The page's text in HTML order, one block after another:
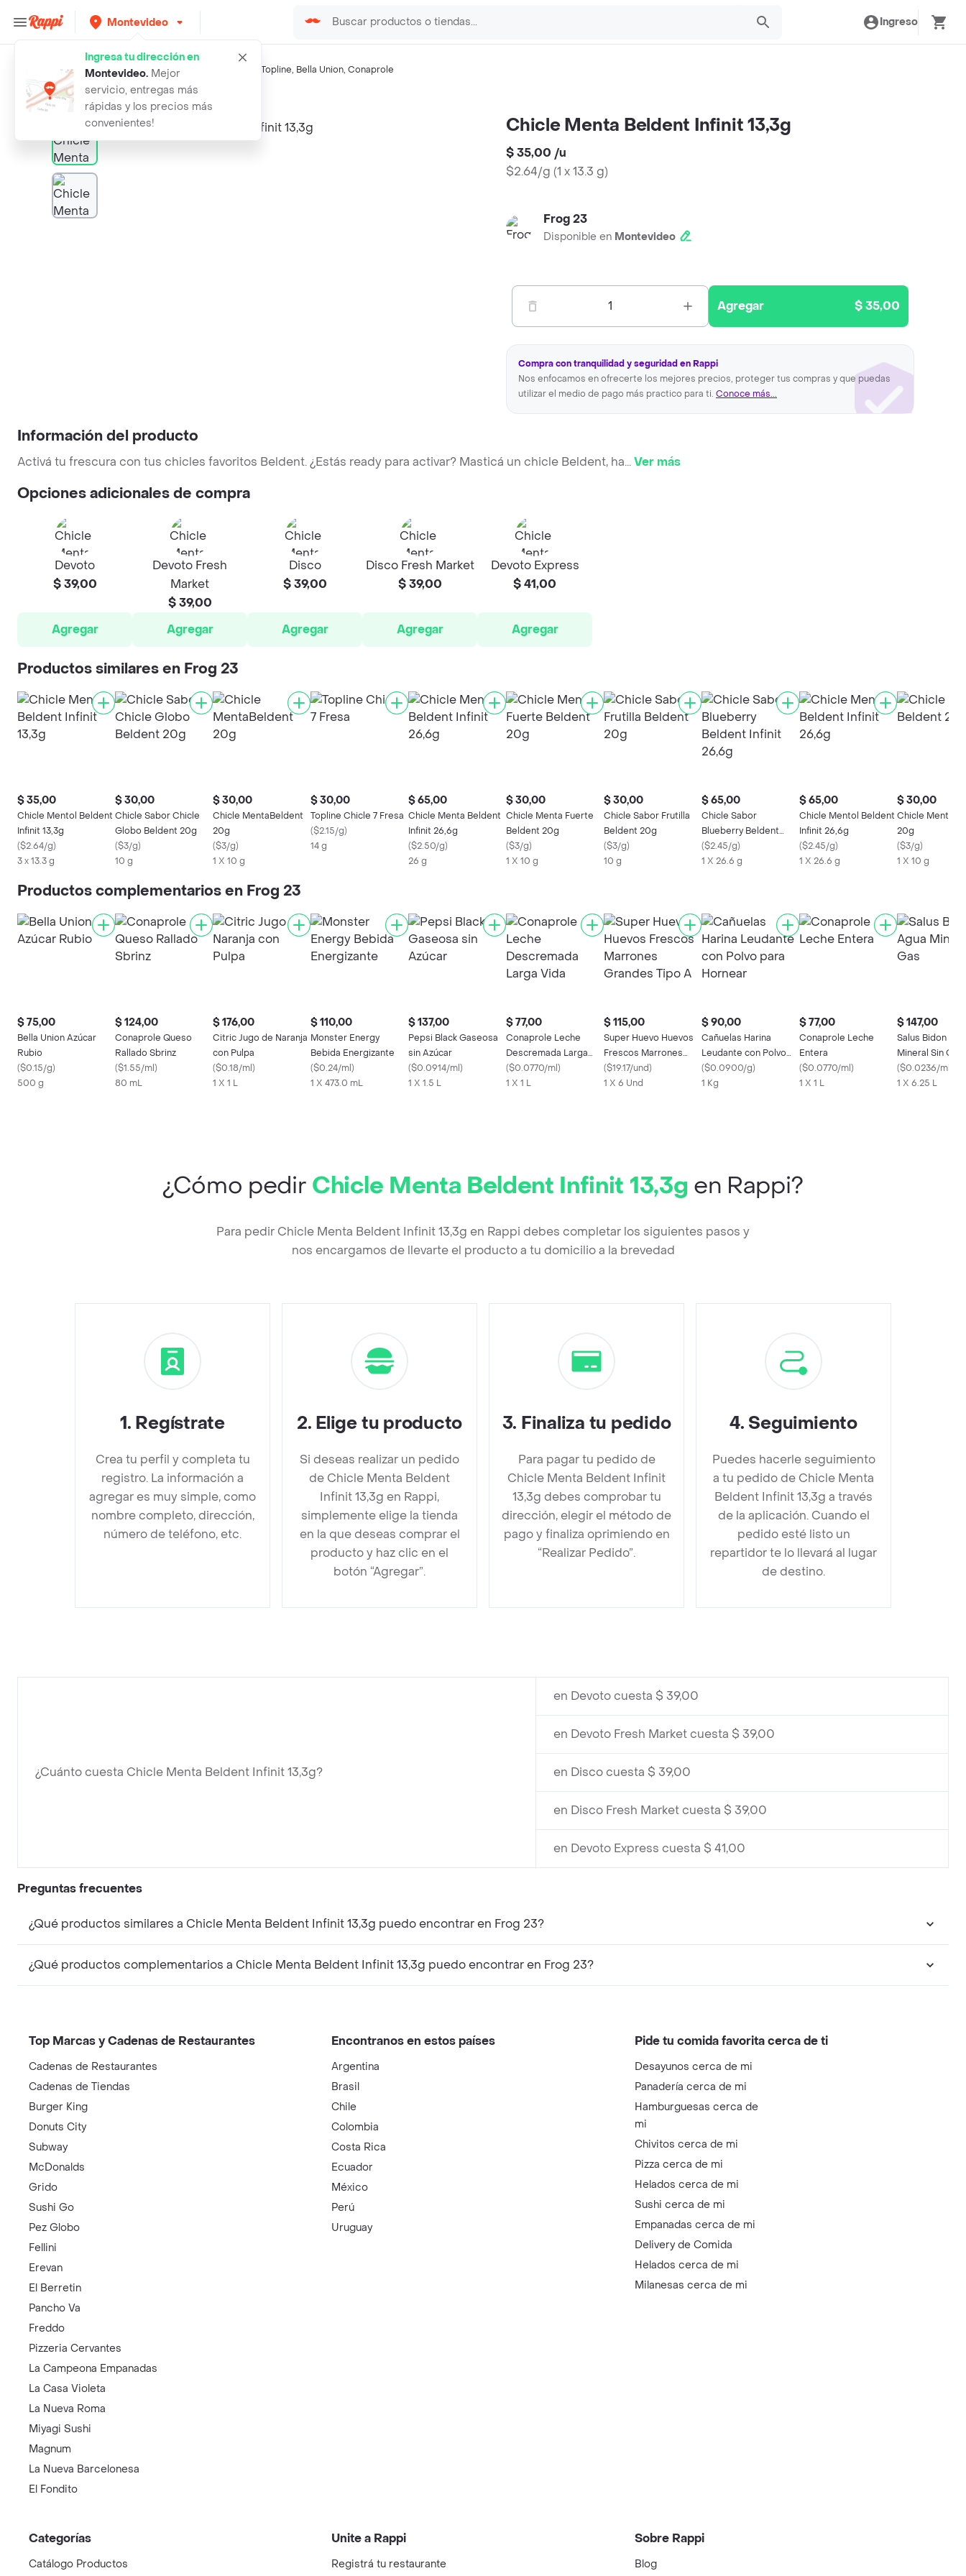
Montevideo
Ingresa tu dirección en
Montevideo. Mejor
servicio, entregas más
rápidas y los precios más
convenientes!
Ingreso
Búsquedas relacionadas:Gomitas y caramelos Topline, Bella Union, Conaprole
Rappi chicle menta beldent infinit 133g
Chicle Menta Beldent Infinit 13,3g
$ 35,00 /u
$2.64/g (1 x 13.3 g)
Frog 23
Disponible en Montevideo
1 Agregar $ 35,00
Compra con tranquilidad y seguridad en Rappi
Nos enfocamos en ofrecerte los mejores precios, proteger tus compras y que puedas
utilizar el medio de pago más practico para ti. Conoce más...
Información del producto
Activá tu frescura con tus chicles favoritos Beldent. ¿Estás ready para activar? Masticá un chicle Beldent, ha...Ver más
Opciones adicionales de compra
Devoto
$ 39,00
Agregar
Devoto Fresh
Market
$ 39,00
Agregar
Disco
$ 39,00
Agregar
Disco Fresh Market
$ 39,00
Agregar
Devoto Express
$ 41,00
Agregar
Productos similares en Frog 23
$ 35,00
Chicle Mentol Beldent
Infinit 13,3g
($2.64/g)
3 x 13.3 g
$ 30,00
Chicle Sabor Chicle
Globo Beldent 20g
($3/g)
10 g
$ 30,00
Chicle MentaBeldent
20g
($3/g)
1 X 10 g
$ 30,00
Topline Chicle 7 Fresa
($2.15/g)
14 g
$ 65,00
Chicle Menta Beldent
Infinit 26,6g
($2.50/g)
26 g
$ 30,00
Chicle Menta Fuerte
Beldent 20g
($3/g)
1 X 10 g
$ 30,00
Chicle Sabor Frutilla
Beldent 20g
($3/g)
10 g
$ 65,00
Chicle Sabor
Blueberry Beldent
Infinit 26,6g
($2.45/g)
1 X 26.6 g
$ 65,00
Chicle Mentol Beldent
Infinit 26,6g
($2.45/g)
1 X 26.6 g
$ 30,00
Chicle Mentol
20g
($3/g)
1 X 10 g
Productos complementarios en Frog 23
$ 75,00
Bella Union Azúcar
Rubio
($0.15/g)
500 g
$ 124,00
Conaprole Queso
Rallado Sbrinz
($1.55/ml)
80 mL
$ 176,00
Citric Jugo de Naranja
con Pulpa
($0.18/ml)
1 X 1 L
$ 110,00
Monster Energy
Bebida Energizante
($0.24/ml)
1 X 473.0 mL
$ 137,00
Pepsi Black Gaseosa
sin Azúcar
($0.0914/ml)
1 X 1.5 L
$ 77,00
Conaprole Leche
Descremada Larga
Vida
($0.0770/ml)
1 X 1 L
$ 115,00
Super Huevo Huevos
Frescos Marrones
Grandes Tipo A
($19.17/und)
1 X 6 Und
$ 90,00
Cañuelas Harina
Leudante con Polvo
para Hornear
($0.0900/g)
1 Kg
$ 77,00
Conaprole Leche
Entera
($0.0770/ml)
1 X 1 L
$ 147,00
Salus Bidon
Mineral Sin Gas
($0.0236/ml
1 X 6.25 L
¿Cómo pedir Chicle Menta Beldent Infinit 13,3g en Rappi?
Para pedir Chicle Menta Beldent Infinit 13,3g en Rappi debes completar los siguientes pasos y
nos encargamos de llevarte el producto a tu domicilio a la brevedad
1. Regístrate
Crea tu perfil y completa tu
registro. La información a
agregar es muy simple, como
nombre completo, dirección,
número de teléfono, etc.
2. Elige tu producto
Si deseas realizar un pedido
de Chicle Menta Beldent
Infinit 13,3g en Rappi,
simplemente elige la tienda
en la que deseas comprar el
producto y haz clic en el
botón “Agregar”.
3. Finaliza tu pedido
Para pagar tu pedido de
Chicle Menta Beldent Infinit
13,3g debes comprobar tu
dirección, elegir el método de
pago y finaliza oprimiendo en
“Realizar Pedido”.
4. Seguimiento
Puedes hacerle seguimiento
a tu pedido de Chicle Menta
Beldent Infinit 13,3g a través
de la aplicación. Cuando el
pedido esté listo un
repartidor te lo llevará al lugar
de destino.
¿Cuánto cuesta Chicle Menta Beldent Infinit 13,3g?
en Devoto cuesta $ 39,00
en Devoto Fresh Market cuesta $ 39,00
en Disco cuesta $ 39,00
en Disco Fresh Market cuesta $ 39,00
en Devoto Express cuesta $ 41,00
Preguntas frecuentes
¿Qué productos similares a Chicle Menta Beldent Infinit 13,3g puedo encontrar en Frog 23?
¿Qué productos complementarios a Chicle Menta Beldent Infinit 13,3g puedo encontrar en Frog 23?
Top Marcas y Cadenas de Restaurantes
Cadenas de Restaurantes
Cadenas de Tiendas
Burger King
Donuts City
Subway
McDonalds
Grido
Sushi Go
Pez Globo
Fellini
Erevan
El Berretin
Pancho Va
Freddo
Pizzeria Cervantes
La Campeona Empanadas
La Casa Violeta
La Nueva Roma
Miyagi Sushi
Magnum
La Nueva Barcelonesa
El Fondito
Encontranos en estos países
Argentina
Brasil
Chile
Colombia
Costa Rica
Ecuador
México
Perú
Uruguay
Pide tu comida favorita cerca de ti
Desayunos cerca de mi
Panadería cerca de mi
Hamburguesas cerca de
mi
Chivitos cerca de mi
Pizza cerca de mi
Helados cerca de mi
Sushi cerca de mi
Empanadas cerca de mi
Delivery de Comida
Helados cerca de mi
Milanesas cerca de mi
Categorías
Catálogo Productos
Unite a Rappi
Registrá tu restaurante
Sobre Rappi
Blog